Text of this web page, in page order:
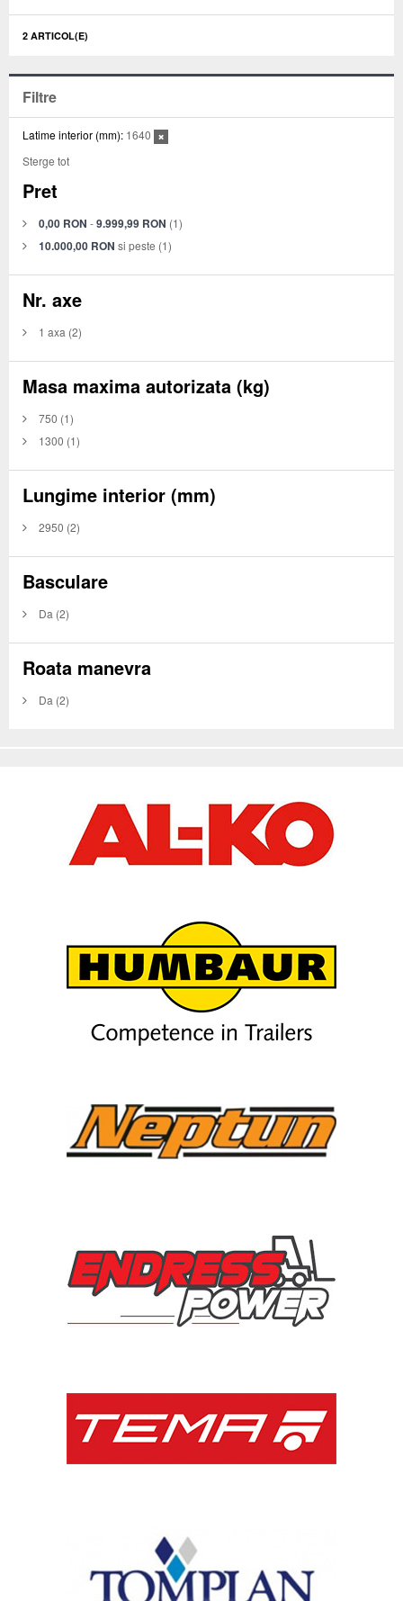
2 ARTICOL(E)
Filtre
Latime interior (mm): 1640
Sterge tot
Pret
0,00 RON -9.999,99 RON (1)
10.000,00 RON si peste (1)
Nr. axe
1 axa (2)
Masa maxima autorizata (kg)
750 (1)
1300 (1)
Lungime interior (mm)
2950 (2)
Basculare
Da (2)
Roata manevra
Da (2)